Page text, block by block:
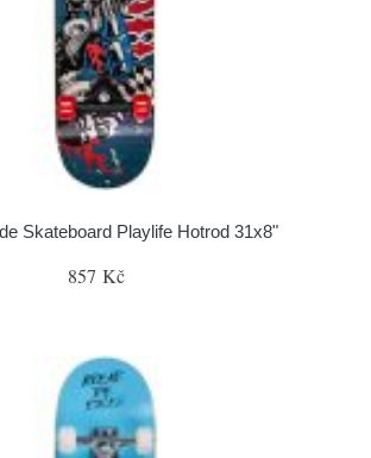
Skateboard Playlife Hotrod 31x8"
857 Kč